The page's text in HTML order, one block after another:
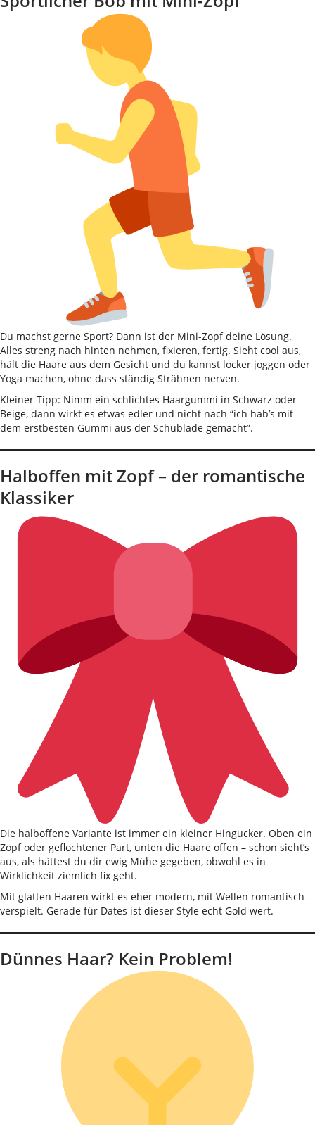
Du machst gerne Sport? Dann ist der Mini-Zopf deine Lösung.
Alles streng nach hinten nehmen, fixieren, fertig. Sieht cool aus,
hält die Haare aus dem Gesicht und du kannst locker joggen oder
Yoga machen, ohne dass ständig Strähnen nerven.
Kleiner Tipp: Nimm ein schlichtes Haargummi in Schwarz oder
Beige, dann wirkt es etwas edler und nicht nach “ich hab’s mit
dem erstbesten Gummi aus der Schublade gemacht”.
Halboffen mit Zopf – der romantische
Klassiker
Die halboffene Variante ist immer ein kleiner Hingucker. Oben ein
Zopf oder geflochtener Part, unten die Haare offen – schon sieht’s
aus, als hättest du dir ewig Mühe gegeben, obwohl es in
Wirklichkeit ziemlich fix geht.
Mit glatten Haaren wirkt es eher modern, mit Wellen romantisch-
verspielt. Gerade für Dates ist dieser Style echt Gold wert.
Dünnes Haar? Kein Problem!